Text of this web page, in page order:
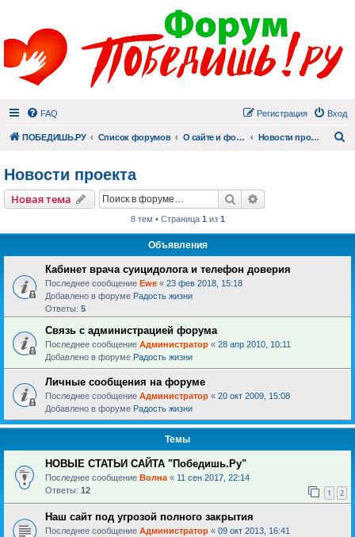
FAQ Вход
Регистрация
ПОБЕДИШЬ.РУ Список форумов О сайте и форуме Новости проекта
Новости проекта
Новая тема Поиск
8 тем • Страница 1 из 1
Объявления
Кабинет врача суицидолога и телефон доверия
Последнее сообщение Ewe « 23 фев 2018, 15:18
Добавлено в форуме Радость жизни
Ответы: 5
Связь с администрацией форума
Последнее сообщение Администратор « 28 апр 2010, 10:11
Добавлено в форуме Радость жизни
Личные сообщения на форуме
Последнее сообщение Администратор « 20 окт 2009, 15:08
Добавлено в форуме Радость жизни
Темы
НОВЫЕ СТАТЬИ САЙТА "Победишь.Ру"
Последнее сообщение Волна « 11 сен 2017, 22:14
Ответы: 12 1 2
Наш сайт под угрозой полного закрытия
Последнее сообщение Администратор « 09 окт 2013, 16:41